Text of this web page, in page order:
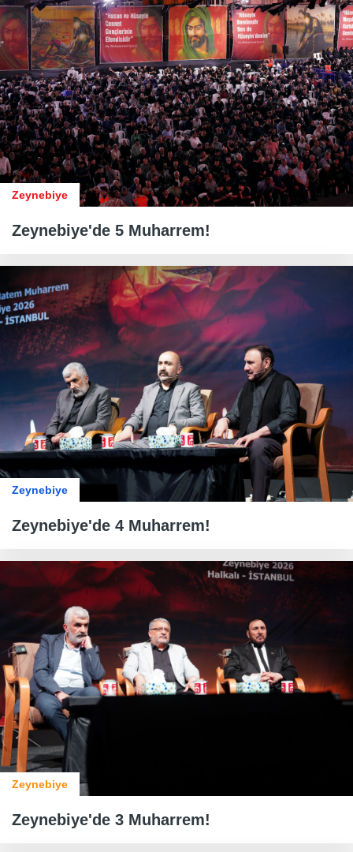
Zeynebiye
Zeynebiye'de 5 Muharrem!
Zeynebiye
Zeynebiye'de 4 Muharrem!
Zeynebiye
Zeynebiye'de 3 Muharrem!